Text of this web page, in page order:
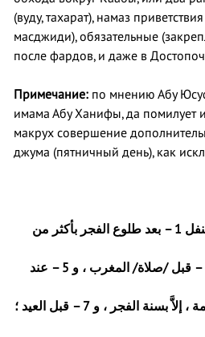
(вуду, тахарат), намаз
масджиди), обязательные
после фардов, и даже в
Примечание: по мнению Абу
имама Абу Ханифы, да помилует
макрух совершение
джума (пятничный день), как
1 –
بعد طلوع الفجر بأكثر من
قبل /صلاة/ المغرب ، و 5 –
عند
، إلاَّ بسنة الفجر ، و 7 –
قبل العيد ؛